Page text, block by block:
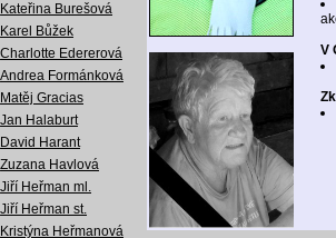
Kateřina Burešová
Karel Bůžek
Charlotte Edererová
Andrea Formánková
Matěj Gracias
Jan Halaburt
David Harant
Zuzana Havlová
Jiří Heřman ml.
Jiří Heřman st.
Kristýna Heřmanová
V